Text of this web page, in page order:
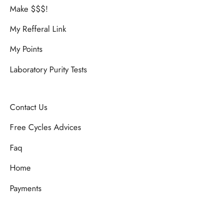
Make $$$!
My Refferal Link
My Points
Laboratory Purity Tests
Contact Us
Free Cycles Advices
Faq
Home
Payments